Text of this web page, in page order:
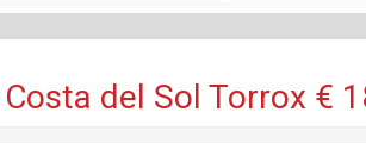
del Sol Torrox €